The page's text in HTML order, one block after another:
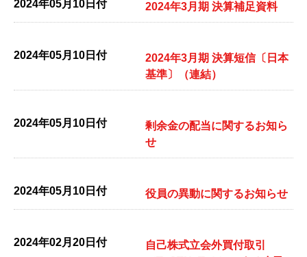
2024年05月10日付 2024年3月期 決算補足資料
2024年05月10日付
2024年3月期 決算短信〔日本
基準〕（連結）
2024年05月10日付
剰余金の配当に関するお知ら
せ
2024年05月10日付 役員の異動に関するお知らせ
2024年02月20日付
自己株式立会外買付取引